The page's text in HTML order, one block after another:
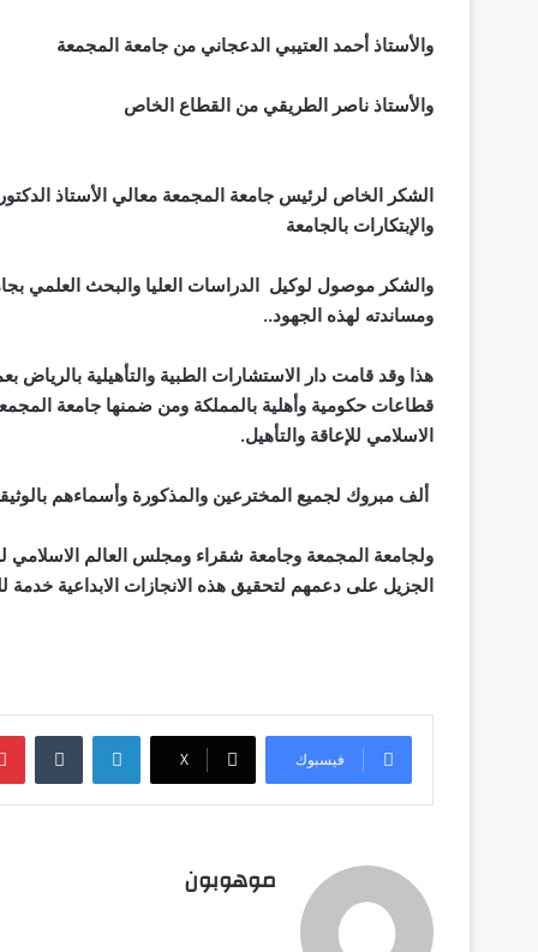
والأستاذ أحمد العتيبي الدعجاني من جامعة المجمعة
والأستاذ ناصر الطريقي من القطاع الخاص
الشكر الخاص لرئيس جامعة المجمعة معالي الأستاذ
والإبتكارات بالجامعة
والشكر موصول لوكيل الدراسات العليا والبحث العلمي
ومساندته لهذه الجهود..
هذا وقد قامت دار الاستشارات الطبية والتأهيلية
قطاعات حكومية وأهلية بالمملكة ومن ضمنها جامعة
الاسلامي للإعاقة والتأهيل.
ألف مبروك لجميع المخترعين والمذكورة وأسماءهم
ولجامعة المجمعة وجامعة شقراء ومجلس العالم الاسلامي
الجزيل على دعمهم لتحقيق هذه الانجازات الابداعية خدمة
فيسبوك ‫X
لينكدإن
موهوبون